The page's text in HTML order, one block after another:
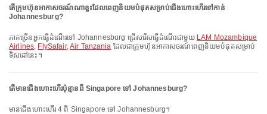
តើក្រុមហ៊ុនអាកាសចរណ៍ណាខ្លះដែលពេញនិយមបំផុតសម្រាប់ជើងហោះហើរទៅកាន់
Johannesburg?
ភាគច្រើនអ្នកធ្វើដំណើរទៅ Johannesburg ជ្រើសរើសធ្វើដំណើរជាមួយ LAM Mozambique
Airlines, FlySafair,Air Tanzania ដែលជាក្រុមហ៊ុនអាកាសចរណ៍ពេញនិយមបំផុតសម្រាប់
ទិសដៅនេះ។
តើមានជើងហោះហើរប៉ុន្មានពី Singapore ទៅ Johannesburg?
មានជើងហោះហើរ 4 ពី Singapore ទៅ Johannesburg។